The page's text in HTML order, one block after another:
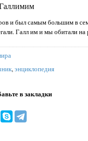
и был самым большим в
Галл им и мы обитали
,энциклопедия
в закладки